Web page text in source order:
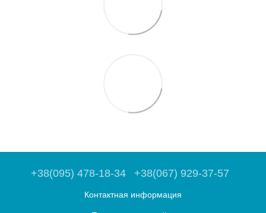
+38(095) 478-18-34 +38(067) 929-37-57
Контактная информация